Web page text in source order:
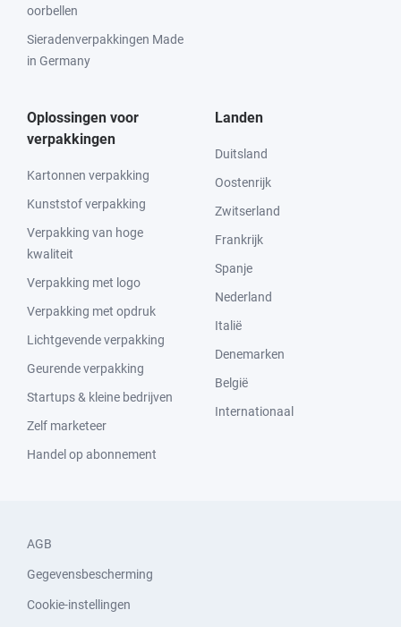
oorbellen
Sieradenverpakkingen Made
in Germany
Oplossingen voor
verpakkingen
Kartonnen verpakking
Kunststof verpakking
Verpakking van hoge
kwaliteit
Verpakking met logo
Verpakking met opdruk
Lichtgevende verpakking
Geurende verpakking
Startups & kleine bedrijven
Zelf marketeer
Handel op abonnement
Landen
Duitsland
Oostenrijk
Zwitserland
Frankrijk
Spanje
Nederland
Italië
Denemarken
België
Internationaal
AGB
Gegevensbescherming
Cookie-instellingen